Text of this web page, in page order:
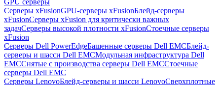
Серверы xFusionGPU-серверы xFusionБлейд-серверы
xFusionСерверы xFusion для критически важных
задачСерверы высокой плотности xFusionСтоечные серверы
xFusion
Серверы Dell PowerEdgeБашенные серверы Dell EMCБлейд-
серверы и шасси Dell EMCМодульная инфраструктура Dell
EMCСнятые с производства серверы Dell EMCСтоечные
серверы Dell EMC
Серверы LenovoБлейд-серверы и шасси LenovoСверхплотные